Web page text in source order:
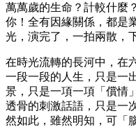
萬萬歲的生命？計較什麼
你！全有因緣關係，都是
光，演完了，一拍兩散，
在時光流轉的長河中，在
一段一段的人生，只是一
景，只是一項一項「償情
透骨的刺激話語，只是一
然如此，雖然明知，可「